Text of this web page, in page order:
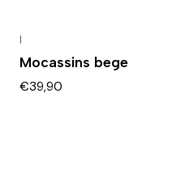
|
Mocassins bege
€39,90